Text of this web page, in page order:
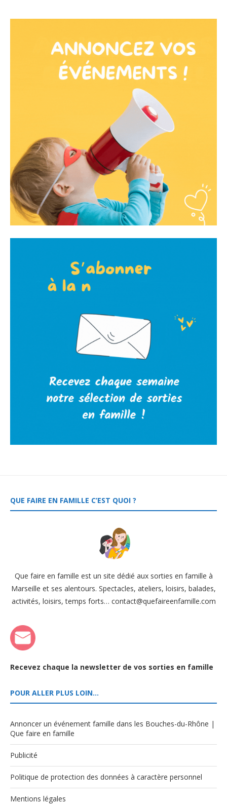
QUE FAIRE EN FAMILLE C’EST QUOI ?
Que faire en famille est un site dédié aux sorties en famille à
Marseille et ses alentours. Spectacles, ateliers, loisirs, balades,
activités, loisirs, temps forts… contact@quefaireenfamille.com
Recevez chaque la newsletter de vos sorties en famille
POUR ALLER PLUS LOIN…
Annoncer un événement famille dans les Bouches-du-Rhône |
Que faire en famille
Publicité
Politique de protection des données à caractère personnel
Mentions légales